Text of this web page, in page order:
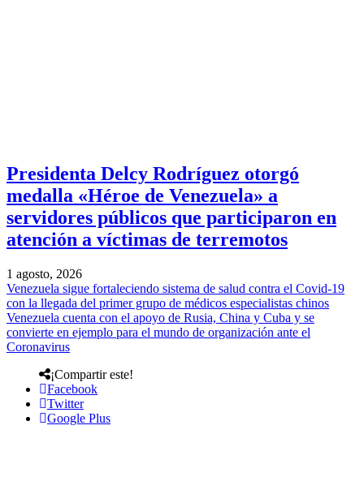
Presidenta Delcy Rodríguez otorgó
medalla «Héroe de Venezuela» a
servidores públicos que participaron en
atención a víctimas de terremotos
1 agosto, 2026
Venezuela sigue fortaleciendo sistema de salud contra el Covid-19
con la llegada del primer grupo de médicos especialistas chinos
Venezuela cuenta con el apoyo de Rusia, China y Cuba y se
convierte en ejemplo para el mundo de organización ante el
Coronavirus
¡Compartir este!
Facebook
Twitter
Google Plus